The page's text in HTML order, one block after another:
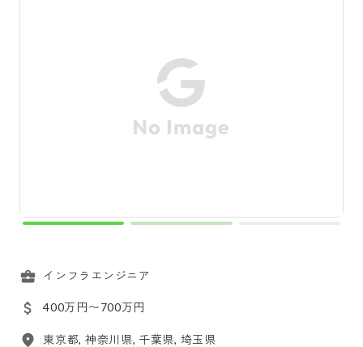
インフラエンジニア
400万円〜700万円
東京都, 神奈川県, 千葉県, 埼玉県